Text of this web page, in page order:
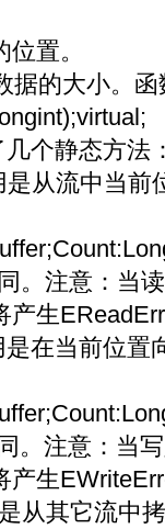
置。
据的大小。
个静态方法
从流中当前
。注意：当
产生
在当前位置
。注意：当
产生
从其它流中